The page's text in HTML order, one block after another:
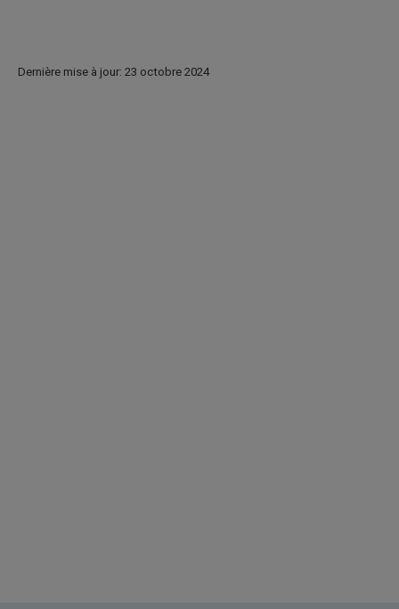
Dernière mise à jour: 23 octobre 2024